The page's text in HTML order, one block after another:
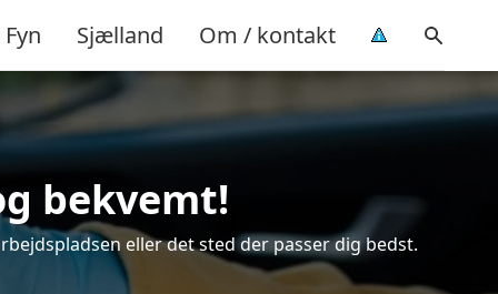
Fyn Sjælland Om / kontakt
bekvemt!
eller det sted der passer dig bedst.